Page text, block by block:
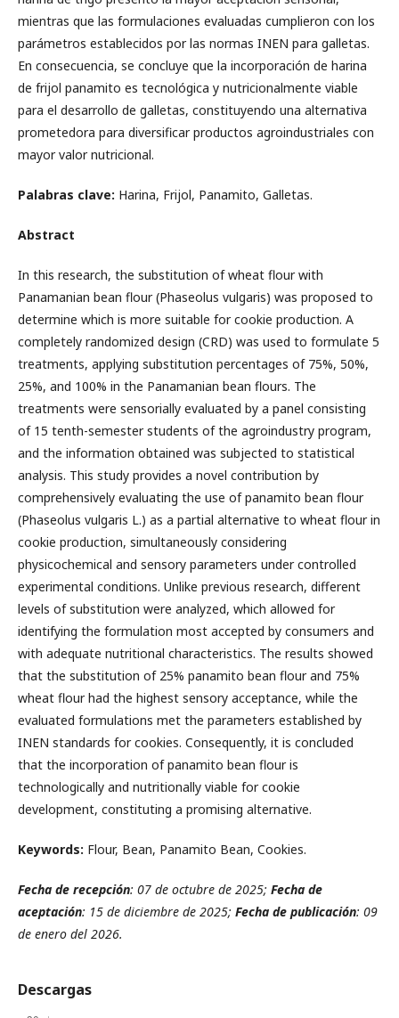
mientras que las formulaciones evaluadas cumplieron con los
parámetros establecidos por las normas INEN para galletas.
En consecuencia, se concluye que la incorporación de harina
de frijol panamito es tecnológica y nutricionalmente viable
para el desarrollo de galletas, constituyendo una alternativa
prometedora para diversificar productos agroindustriales con
mayor valor nutricional.
Palabras clave: Harina, Frijol, Panamito, Galletas.
Abstract
In this research, the substitution of wheat flour with
Panamanian bean flour (Phaseolus vulgaris) was proposed to
determine which is more suitable for cookie production. A
completely randomized design (CRD) was used to formulate 5
treatments, applying substitution percentages of 75%, 50%,
25%, and 100% in the Panamanian bean flours. The
treatments were sensorially evaluated by a panel consisting
of 15 tenth-semester students of the agroindustry program,
and the information obtained was subjected to statistical
analysis. This study provides a novel contribution by
comprehensively evaluating the use of panamito bean flour
(Phaseolus vulgaris L.) as a partial alternative to wheat flour in
cookie production, simultaneously considering
physicochemical and sensory parameters under controlled
experimental conditions. Unlike previous research, different
levels of substitution were analyzed, which allowed for
identifying the formulation most accepted by consumers and
with adequate nutritional characteristics. The results showed
that the substitution of 25% panamito bean flour and 75%
wheat flour had the highest sensory acceptance, while the
evaluated formulations met the parameters established by
INEN standards for cookies. Consequently, it is concluded
that the incorporation of panamito bean flour is
technologically and nutritionally viable for cookie
development, constituting a promising alternative.
Keywords: Flour, Bean, Panamito Bean, Cookies.
Fecha de recepción: 07 de octubre de 2025; Fecha de
aceptación: 15 de diciembre de 2025; Fecha de publicación: 09
de enero del 2026.
Descargas